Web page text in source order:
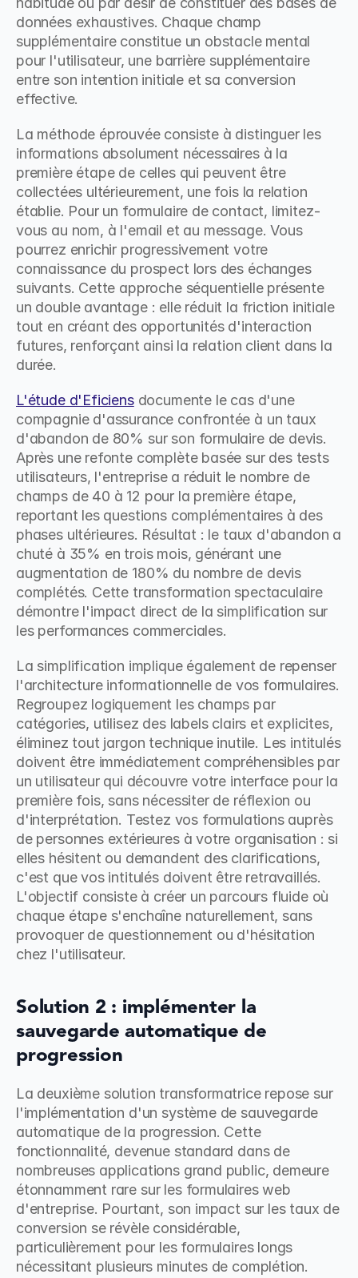
données exhaustives. Chaque champ
supplémentaire constitue un obstacle mental
pour l'utilisateur, une barrière supplémentaire
entre son intention initiale et sa conversion
effective.
La méthode éprouvée consiste à distinguer les
informations absolument nécessaires à la
première étape de celles qui peuvent être
collectées ultérieurement, une fois la relation
établie. Pour un formulaire de contact, limitez-
vous au nom, à l'email et au message. Vous
pourrez enrichir progressivement votre
connaissance du prospect lors des échanges
suivants. Cette approche séquentielle présente
un double avantage : elle réduit la friction initiale
tout en créant des opportunités d'interaction
futures, renforçant ainsi la relation client dans la
durée.
L'étude d'Eficiens documente le cas d'une
compagnie d'assurance confrontée à un taux
d'abandon de 80% sur son formulaire de devis.
Après une refonte complète basée sur des tests
utilisateurs, l'entreprise a réduit le nombre de
champs de 40 à 12 pour la première étape,
reportant les questions complémentaires à des
phases ultérieures. Résultat : le taux d'abandon a
chuté à 35% en trois mois, générant une
augmentation de 180% du nombre de devis
complétés. Cette transformation spectaculaire
démontre l'impact direct de la simplification sur
les performances commerciales.
La simplification implique également de repenser
l'architecture informationnelle de vos formulaires.
Regroupez logiquement les champs par
catégories, utilisez des labels clairs et explicites,
éliminez tout jargon technique inutile. Les intitulés
doivent être immédiatement compréhensibles par
un utilisateur qui découvre votre interface pour la
première fois, sans nécessiter de réflexion ou
d'interprétation. Testez vos formulations auprès
de personnes extérieures à votre organisation : si
elles hésitent ou demandent des clarifications,
c'est que vos intitulés doivent être retravaillés.
L'objectif consiste à créer un parcours fluide où
chaque étape s'enchaîne naturellement, sans
provoquer de questionnement ou d'hésitation
chez l'utilisateur.
Solution 2 : implémenter la
sauvegarde automatique de
progression
La deuxième solution transformatrice repose sur
l'implémentation d'un système de sauvegarde
automatique de la progression. Cette
fonctionnalité, devenue standard dans de
nombreuses applications grand public, demeure
étonnamment rare sur les formulaires web
d'entreprise. Pourtant, son impact sur les taux de
conversion se révèle considérable,
particulièrement pour les formulaires longs
nécessitant plusieurs minutes de complétion.